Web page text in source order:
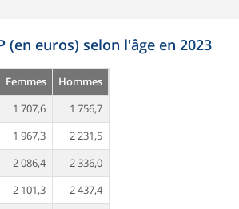
(en euros) selon l'âge en 2023
Femmes
Hommes
1 707,6
1 756,7
1 967,3
2 231,5
2 086,4
2 336,0
2 101,3
2 437,4